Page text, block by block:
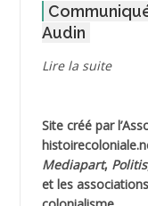
AGOULMINE
AHLOUCHE
AIBLIED Ahmed
Audin
Lire la suite
Site créé par l’
Mediapart, Politis
et les